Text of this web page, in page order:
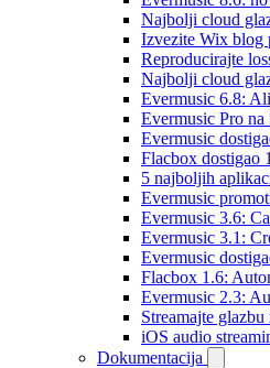
Najbolji cloud
Izvezite Wix blog
Reproducirajte
Najbolji cloud
Evermusic 6.8:
Evermusic Pro
Evermusic
Flacbox dostigao
5 najboljih
Evermusic
Evermusic 3.6:
Evermusic 3.1:
Evermusic
Flacbox 1.6:
Evermusic 2.3:
Streamajte
iOS audio
Dokumentacija